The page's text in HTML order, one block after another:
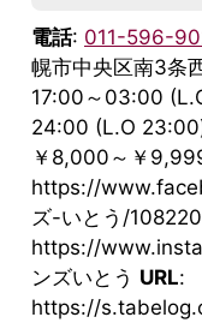
電話: 011-596-
幌市中央区南3条
17:00～03:00
24:00 (L.O
￥8,000～￥
https://
ズ-いとう/
https://
ンズいとう URL:
https://